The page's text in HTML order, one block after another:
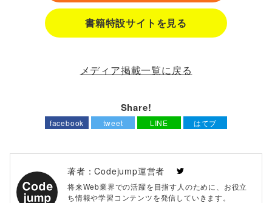
書籍特設サイトを見る
メディア掲載一覧に戻る
Share!
facebook tweet LINE はてブ
著者：Codejump運営者
将来Web業界での活躍を目指す人のために、お役立
ち情報や学習コンテンツを発信していきます。